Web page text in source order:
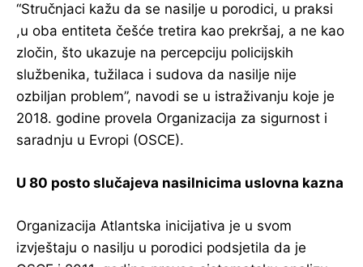
“Stručnjaci kažu da se nasilje u porodici, u praksi
,u oba entiteta češće tretira kao prekršaj, a ne kao
zločin, što ukazuje na percepciju policijskih
službenika, tužilaca i sudova da nasilje nije
ozbiljan problem”, navodi se u istraživanju koje je
2018. godine provela Organizacija za sigurnost i
saradnju u Evropi (OSCE).
U 80 posto slučajeva nasilnicima uslovna kazna
Organizacija Atlantska inicijativa je u svom
izvještaju o nasilju u porodici podsjetila da je